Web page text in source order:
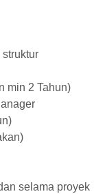
min 2 Tahun)
selama proyek